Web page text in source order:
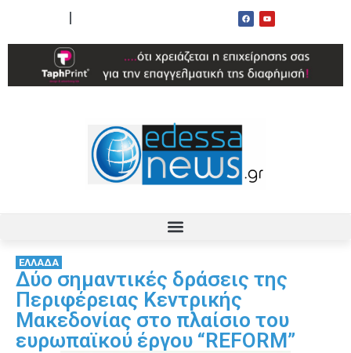
ΕΛΛΑΔΑ
Δύο σημαντικές δράσεις της
Περιφέρειας Κεντρικής
Μακεδονίας στο πλαίσιο του
ευρωπαϊκού έργου “REFORM”